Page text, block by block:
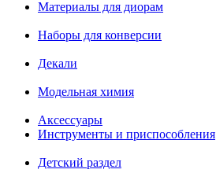
Материалы для диорам
Наборы для конверсии
Декали
Модельная химия
Аксессуары
Инструменты и приспособления
Детский раздел